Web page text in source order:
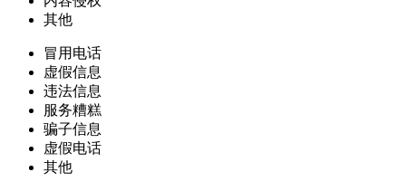
其他
冒用电话
虚假信息
违法信息
服务糟糕
骗子信息
虚假电话
其他